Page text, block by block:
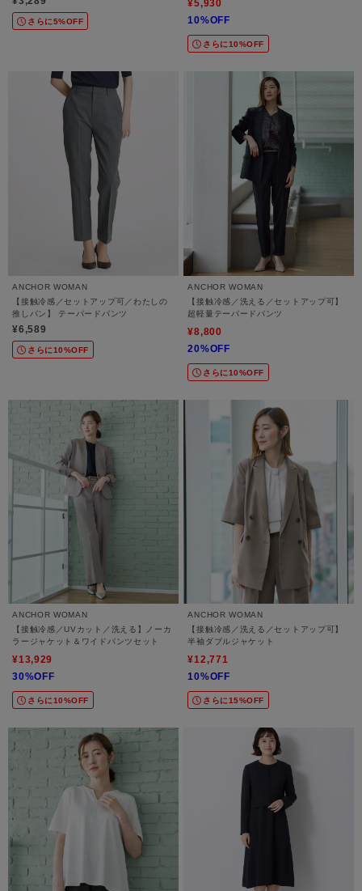
さらに5%OFF
¥5,930
10%OFF
さらに10%OFF
ANCHOR WOMAN
【接触冷感／セットアップ可／わたしの
推しパン】 テーパードパンツ
¥6,589
さらに10%OFF
ANCHOR WOMAN
【接触冷感／洗える／セットアップ可】
超軽量テーパードパンツ
¥8,800
20%OFF
さらに10%OFF
ANCHOR WOMAN
【接触冷感／UVカット／洗える】ノーカ
ラージャケット＆ワイドパンツセット
¥13,929
30%OFF
さらに10%OFF
ANCHOR WOMAN
【接触冷感／洗える／セットアップ可】
半袖ダブルジャケット
¥12,771
10%OFF
さらに15%OFF